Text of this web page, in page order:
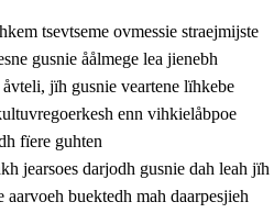
tsevtseme ovmessie straejmijste
gusnie åålmege lea jienebh
jïh gusnie veartene lïhkebe
enn vihkielåbpoe
fïere guhten
jearsoes darjodh gusnie dah leah jïh
buektedh mah daarpesjieh